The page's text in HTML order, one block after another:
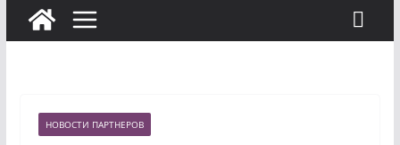
НОВОСТИ ПАРТНЕРОВ